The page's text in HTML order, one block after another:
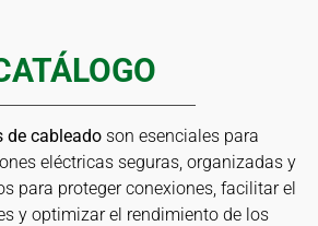
cableadoson esenciales para
eléctricas seguras, organizadas y
para proteger conexiones, facilitar el
y optimizar el rendimiento de los